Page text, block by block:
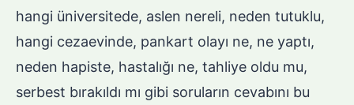
hangi üniversitede, aslen nereli, neden tutuklu,
hangi cezaevinde, pankart olayı ne, ne yaptı,
neden hapiste, hastalığı ne, tahliye oldu mu,
serbest bırakıldı mı gibi soruların cevabını bu